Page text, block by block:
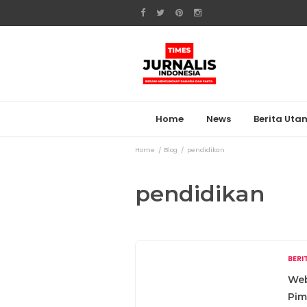
Home News Berita
Home Blog pendidikan
pendidikan